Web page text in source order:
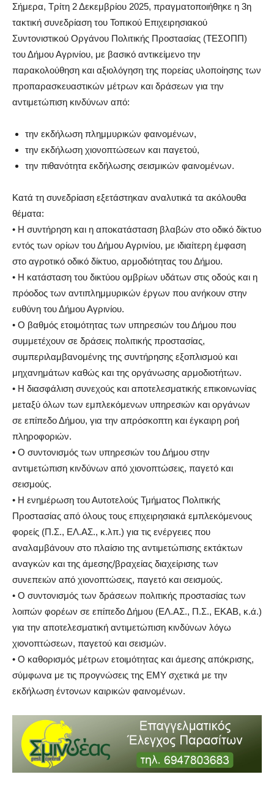
Σήμερα, Τρίτη 2 Δεκεμβρίου 2025, πραγματοποιήθηκε η 3η
τακτική συνεδρίαση του Τοπικού Επιχειρησιακού
Συντονιστικού Οργάνου Πολιτικής Προστασίας (ΤΕΣΟΠΠ)
του Δήμου Αγρινίου, με βασικό αντικείμενο την
παρακολούθηση και αξιολόγηση της πορείας υλοποίησης των
προπαρασκευαστικών μέτρων και δράσεων για την
αντιμετώπιση κινδύνων από:
την εκδήλωση πλημμυρικών φαινομένων,
την εκδήλωση χιονοπτώσεων και παγετού,
την πιθανότητα εκδήλωσης σεισμικών φαινομένων.
Κατά τη συνεδρίαση εξετάστηκαν αναλυτικά τα ακόλουθα
θέματα:
• Η συντήρηση και η αποκατάσταση βλαβών στο οδικό δίκτυο
εντός των ορίων του Δήμου Αγρινίου, με ιδιαίτερη έμφαση
στο αγροτικό οδικό δίκτυο, αρμοδιότητας του Δήμου.
• Η κατάσταση του δικτύου ομβρίων υδάτων στις οδούς και η
πρόοδος των αντιπλημμυρικών έργων που ανήκουν στην
ευθύνη του Δήμου Αγρινίου.
• Ο βαθμός ετοιμότητας των υπηρεσιών του Δήμου που
συμμετέχουν σε δράσεις πολιτικής προστασίας,
συμπεριλαμβανομένης της συντήρησης εξοπλισμού και
μηχανημάτων καθώς και της οργάνωσης αρμοδιοτήτων.
• Η διασφάλιση συνεχούς και αποτελεσματικής επικοινωνίας
μεταξύ όλων των εμπλεκόμενων υπηρεσιών και οργάνων
σε επίπεδο Δήμου, για την απρόσκοπτη και έγκαιρη ροή
πληροφοριών.
• Ο συντονισμός των υπηρεσιών του Δήμου στην
αντιμετώπιση κινδύνων από χιονοπτώσεις, παγετό και
σεισμούς.
• Η ενημέρωση του Αυτοτελούς Τμήματος Πολιτικής
Προστασίας από όλους τους επιχειρησιακά εμπλεκόμενους
φορείς (Π.Σ., ΕΛ.ΑΣ., κ.λπ.) για τις ενέργειες που
αναλαμβάνουν στο πλαίσιο της αντιμετώπισης εκτάκτων
αναγκών και της άμεσης/βραχείας διαχείρισης των
συνεπειών από χιονοπτώσεις, παγετό και σεισμούς.
• Ο συντονισμός των δράσεων πολιτικής προστασίας των
λοιπών φορέων σε επίπεδο Δήμου (ΕΛ.ΑΣ., Π.Σ., ΕΚΑΒ, κ.ά.)
για την αποτελεσματική αντιμετώπιση κινδύνων λόγω
χιονοπτώσεων, παγετού και σεισμών.
• Ο καθορισμός μέτρων ετοιμότητας και άμεσης απόκρισης,
σύμφωνα με τις προγνώσεις της ΕΜΥ σχετικά με την
εκδήλωση έντονων καιρικών φαινομένων.